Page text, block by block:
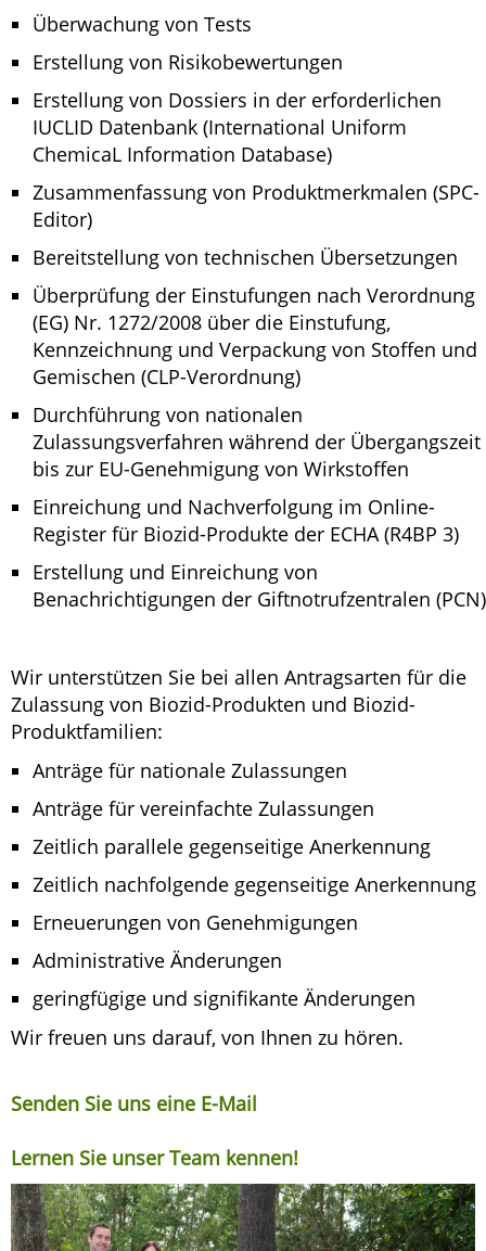
Überwachung von Tests
Erstellung von Risikobewertungen
Erstellung von Dossiers in der erforderlichen
IUCLID Datenbank (International Uniform
ChemicaL Information Database)
Zusammenfassung von Produktmerkmalen (SPC-
Editor)
Bereitstellung von technischen Übersetzungen
Überprüfung der Einstufungen nach Verordnung
(EG) Nr. 1272/2008 über die Einstufung,
Kennzeichnung und Verpackung von Stoffen und
Gemischen (CLP-Verordnung)
Durchführung von nationalen
Zulassungsverfahren während der Übergangszeit
bis zur EU-Genehmigung von Wirkstoffen
Einreichung und Nachverfolgung im Online-
Register für Biozid-Produkte der ECHA (R4BP 3)
Erstellung und Einreichung von
Benachrichtigungen der Giftnotrufzentralen (PCN)
Wir unterstützen Sie bei allen Antragsarten für die
Zulassung von Biozid-Produkten und Biozid-
Produktfamilien:
Anträge für nationale Zulassungen
Anträge für vereinfachte Zulassungen
Zeitlich parallele gegenseitige Anerkennung
Zeitlich nachfolgende gegenseitige Anerkennung
Erneuerungen von Genehmigungen
Administrative Änderungen
geringfügige und signifikante Änderungen
Wir freuen uns darauf, von Ihnen zu hören.
Senden Sie uns eine E-Mail
Lernen Sie unser Team kennen!